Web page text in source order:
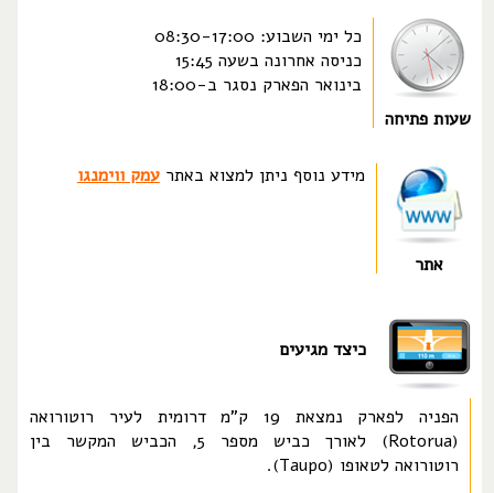
שעות פתיחה
כל ימי השבוע: 08:30-17:00
כניסה אחרונה בשעה 15:45
בינואר הפארק נסגר ב-18:00
אתר
מידע נוסף ניתן למצוא באתרעמק ווימנגו
כיצד מגיעים
הפניה לפארק נמצאת 19 ק"מ דרומית לעיר רוטורואה
(Rotorua) לאורך כביש מספר 5, הכביש המקשר בין
רוטורואה לטאופו (Taupo).